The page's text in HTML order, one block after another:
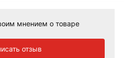
мнением о товаре
отзыв